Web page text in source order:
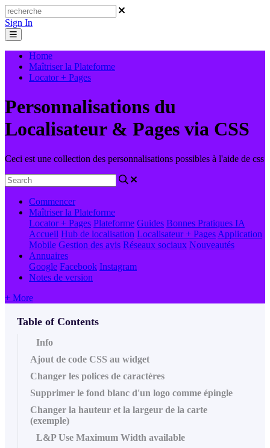
Sign In
Home
Maîtriser la Plateforme
Locator + Pages
Personnalisations du
Localisateur & Pages via CSS
Ceci est une collection des personnalisations possibles à l'aide de css
Commencer
Maîtriser la Plateforme
Locator + Pages Plateforme Guides Bonnes Pratiques IA
Accueil Hub de localisation Localisateur + Pages Application
Mobile Gestion des avis Réseaux sociaux Nouveautés
Annuaires
Google Facebook Instagram
Notes de version
+ More
Table of Contents
Info
Ajout de code CSS au widget
Changer les polices de caractères
Supprimer le fond blanc d'un logo comme épingle
Changer la hauteur et la largeur de la carte
(exemple)
L&P Use Maximum Width available